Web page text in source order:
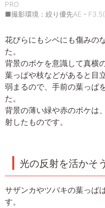
PRO
■撮影環境：絞り優先AE・
花びらにもシベにも傷みの
た。
背景のボケを意識して真横
葉っぱや枝などがあると目
弱まるので、手前の葉っぱ
た。
背景の薄い緑や赤のボケは
射したものです。
光の反射を活かそう
サザンカやツバキの葉っぱ
す。